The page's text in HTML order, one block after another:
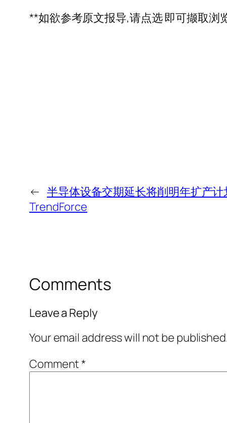
**如欲参考原文报导,请点选 即可撷取浏
← 半导体设备交期延长将削明年扩产
TrendForce
Comments
Leave a Reply
Your email address will not be
Comment*